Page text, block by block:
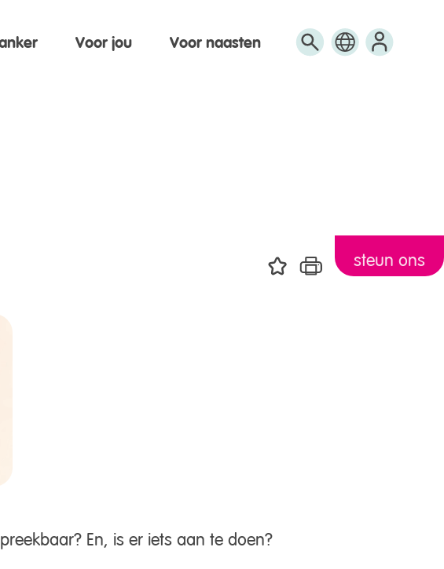
Voor jou Voor naasten
steun ons
En, is er iets aan te doen?